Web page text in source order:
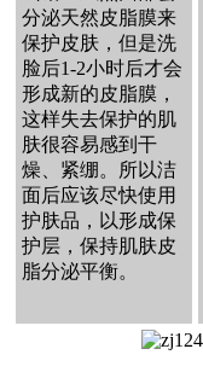
分泌天然皮脂膜来
保护皮肤，但是洗
脸后1-2小时后才会
形成新的皮脂膜，
这样失去保护的肌
肤很容易感到干
燥、紧绷。所以洁
面后应该尽快使用
护肤品，以形成保
护层，保持肌肤皮
脂分泌平衡。